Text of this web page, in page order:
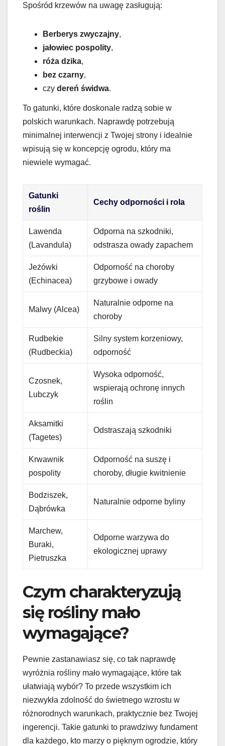
Spośród krzewów na uwagę zasługują:
Berberys zwyczajny,
jałowiec pospolity,
róża dzika,
bez czarny,
czy dereń świdwa.
To gatunki, które doskonale radzą sobie w
polskich warunkach. Naprawdę potrzebują
minimalnej interwencji z Twojej strony i idealnie
wpisują się w koncepcję ogrodu, który ma
niewiele wymagać.
Gatunki
roślin
Cechy odporności i rola
Lawenda
(Lavandula)
Odporna na szkodniki,
odstrasza owady zapachem
Jeżówki
(Echinacea)
Odporność na choroby
grzybowe i owady
Malwy (Alcea)
Naturalnie odporne na
choroby
Rudbekie
(Rudbeckia)
Silny system korzeniowy,
odporność
Czosnek,
Lubczyk
Wysoka odporność,
wspierają ochronę innych
roślin
Aksamitki
(Tagetes)
Odstraszają szkodniki
Krwawnik
pospolity
Odporność na suszę i
choroby, długie kwitnienie
Bodziszek,
Dąbrówka
Naturalnie odporne byliny
Marchew,
Buraki,
Pietruszka
Odporne warzywa do
ekologicznej uprawy
Czym charakteryzują
się rośliny mało
wymagające?
Pewnie zastanawiasz się, co tak naprawdę
wyróżnia rośliny mało wymagające, które tak
ułatwiają wybór? To przede wszystkim ich
niezwykła zdolność do świetnego wzrostu w
różnorodnych warunkach, praktycznie bez Twojej
ingerencji. Takie gatunki to prawdziwy fundament
dla każdego, kto marzy o pięknym ogrodzie, który